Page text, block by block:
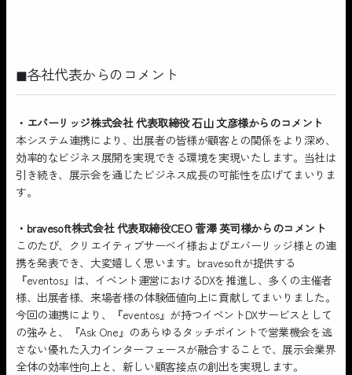
◼︎各社代表からのコメント
・エバーリッジ株式会社 代表取締役 石山 文彦様からのコメント
本システム連携により、出展者の皆様が顧客との関係をより深め、
効率的なビジネス展開を実現できる環境を実現いたします。当社は
引き続き、展示会を通じたビジネス成長の可能性を広げてまいりま
す。
・bravesoft株式会社 代表取締役CEO 菅澤 英司様からのコメント
このたび、クリエイティブサーベイ様およびエバーリッジ様との連
携を発表でき、大変嬉しく思います。bravesoftが提供する
『eventos』は、イベント運営におけるDXを推進し、多くの主催者
様、出展者様、来場者様の体験価値向上に貢献してまいりました。
今回の連携により、『eventos』が持つイベントDXサービスとして
の強みと、『Ask One』のあらゆるタッチポイントで営業機会を逃
さない優れた入力インターフェースが融合することで、展示会業界
全体の効率性向上と、新しい顧客接点の創出を実現します。